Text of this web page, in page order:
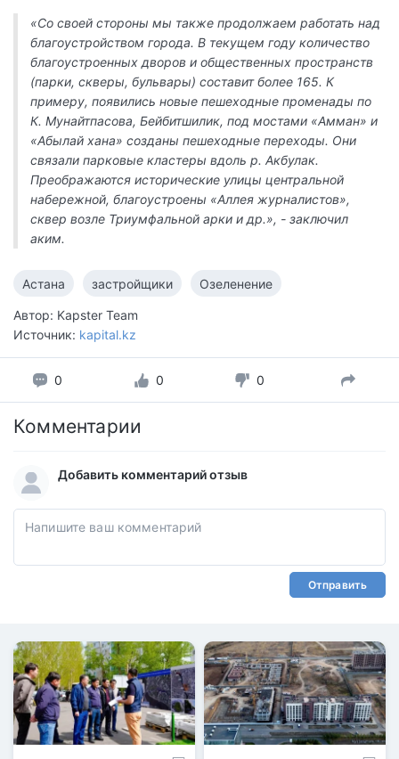
«Со своей стороны мы также продолжаем работать над
благоустройством города. В текущем году количество
благоустроенных дворов и общественных пространств
(парки, скверы, бульвары) составит более 165. К
примеру, появились новые пешеходные променады по
К. Мунайтпасова, Бейбитшилик, под мостами «Амман» и
«Абылай хана» созданы пешеходные переходы. Они
связали парковые кластеры вдоль р. Акбулак.
Преображаются исторические улицы центральной
набережной, благоустроены «Аллея журналистов»,
сквер возле Триумфальной арки и др.», - заключил
аким.
Астана застройщики Озеленение
Автор: Kapster Team
Источник: kapital.kz
0 0 0
Комментарии
Добавить комментарий отзыв
Отправить